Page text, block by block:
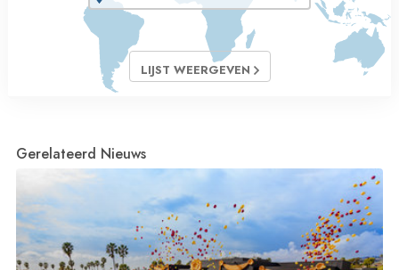
LIJST WEERGEVEN
Gerelateerd Nieuws